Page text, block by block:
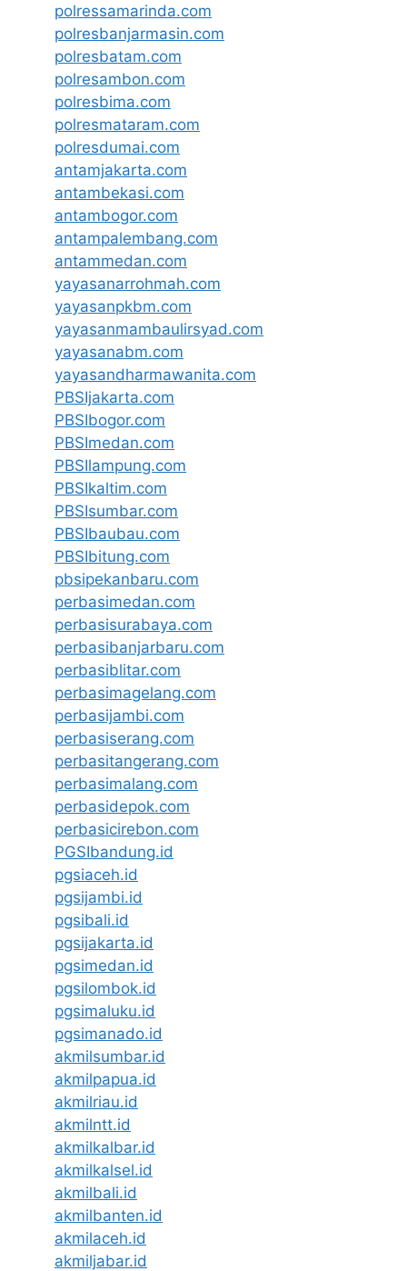
polressamarinda.com
polresbanjarmasin.com
polresbatam.com
polresambon.com
polresbima.com
polresmataram.com
polresdumai.com
antamjakarta.com
antambekasi.com
antambogor.com
antampalembang.com
antammedan.com
yayasanarrohmah.com
yayasanpkbm.com
yayasanmambaulirsyad.com
yayasanabm.com
yayasandharmawanita.com
PBSIjakarta.com
PBSIbogor.com
PBSImedan.com
PBSIlampung.com
PBSIkaltim.com
PBSIsumbar.com
PBSIbaubau.com
PBSIbitung.com
pbsipekanbaru.com
perbasimedan.com
perbasisurabaya.com
perbasibanjarbaru.com
perbasiblitar.com
perbasimagelang.com
perbasijambi.com
perbasiserang.com
perbasitangerang.com
perbasimalang.com
perbasidepok.com
perbasicirebon.com
PGSIbandung.id
pgsiaceh.id
pgsijambi.id
pgsibali.id
pgsijakarta.id
pgsimedan.id
pgsilombok.id
pgsimaluku.id
pgsimanado.id
akmilsumbar.id
akmilpapua.id
akmilriau.id
akmilntt.id
akmilkalbar.id
akmilkalsel.id
akmilbali.id
akmilbanten.id
akmilaceh.id
akmiljabar.id